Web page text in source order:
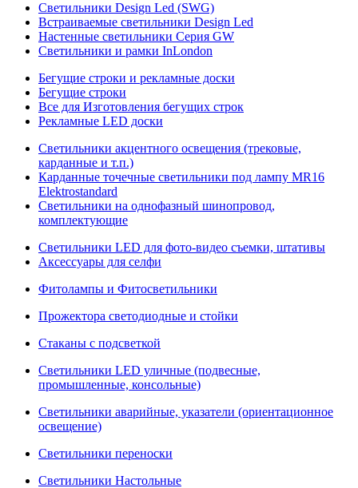
Светильники Design Led (SWG)
Встраиваемые светильники Design Led
Настенные светильники Серия GW
Светильники и рамки InLondon
Бегущие строки и рекламные доски
Бегущие строки
Все для Изготовления бегущих строк
Рекламные LED доски
Светильники акцентного освещения (трековые,
карданные и т.п.)
Карданные точечные светильники под лампу MR16
Elektrostandard
Светильники на однофазный шинопровод,
комплектующие
Светильники LED для фото-видео съемки, штативы
Аксессуары для селфи
Фитолампы и Фитосветильники
Прожектора светодиодные и стойки
Стаканы с подсветкой
Светильники LED уличные (подвесные,
промышленные, консольные)
Светильники аварийные, указатели (ориентационное
освещение)
Светильники переноски
Светильники Настольные